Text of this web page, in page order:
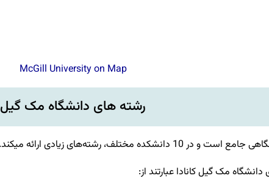
McGill University on Map
رشته های دانشگاه مک گیل
مک گیل کانادا عبارتند از: